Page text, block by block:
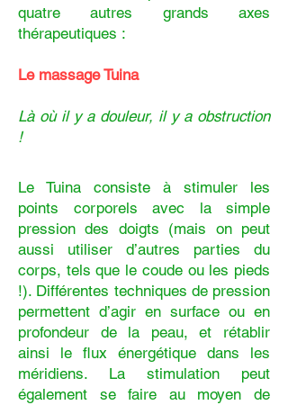
quatre autres grands axes
thérapeutiques :
Le massage Tuina
Là où il y a douleur, il y a obstruction
!
Le Tuina consiste à stimuler les
points corporels avec la simple
pression des doigts (mais on peut
aussi utiliser d’autres parties du
corps, tels que le coude ou les pieds
!). Différentes techniques de pression
permettent d’agir en surface ou en
profondeur de la peau, et rétablir
ainsi le flux énergétique dans les
méridiens. La stimulation peut
également se faire au moyen de